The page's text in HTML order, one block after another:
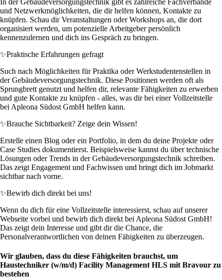
und Netzwerkmöglichkeiten, die dir helfen können, Kontakte zu
knüpfen. Schau dir Veranstaltungen oder Workshops an, die dort
organisiert werden, um potenzielle Arbeitgeber persönlich
kennenzulernen und dich ins Gespräch zu bringen.
✨Praktische Erfahrungen gefragt
Such nach Möglichkeiten für Praktika oder Werkstudentenstellen in
der Gebäudeversorgungstechnik. Diese Positionen werden oft als
Sprungbrett genutzt und helfen dir, relevante Fähigkeiten zu erwerben
und gute Kontakte zu knüpfen - alles, was dir bei einer Vollzeitstelle
bei Apleona Südost GmbH helfen kann.
✨Brauche Sichtbarkeit? Zeige dein Wissen!
Erstelle einen Blog oder ein Portfolio, in dem du deine Projekte oder
Case Studies dokumentierst. Beispielsweise kannst du über technische
Lösungen oder Trends in der Gebäudeversorgungstechnik schreiben.
Das zeigt Engagement und Fachwissen und bringt dich im Jobmarkt
sichtbar nach vorne.
✨Bewirb dich direkt bei uns!
Wenn du dich für eine Vollzeitstelle interessierst, schau auf unserer
Webseite vorbei und bewirb dich direkt bei Apleona Südost GmbH!
Das zeigt dein Interesse und gibt dir die Chance, die
Personalverantwortlichen von deinen Fähigkeiten zu überzeugen.
Wir glauben, dass du diese Fähigkeiten brauchst, um
Haustechniker (w/m/d) Facility Management HLS mit Bravour zu
bestehen